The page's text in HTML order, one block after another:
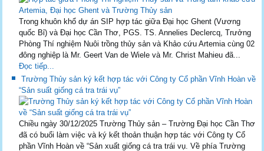
Trong khuôn khổ dự án SIP hợp tác giữa Đại học Ghent (Vương
quốc Bỉ) và Đại học Cần Thơ, PGS. TS. Annelies Declercq, Trưởng
Phòng Thí nghiệm Nuôi trồng thủy sản và Khảo cứu Artemia cùng 02
đông nghiệp là Mr. Geert Van de Wiele và Mr. Christ Mahieu đã...
Đọc tiếp...
Trường Thủy sản ký kết hợp tác với Công ty Cổ phần Vĩnh Hoàn về
“Sản suất giống cá tra trái vụ”
Chiều ngày 30/12/2025 Trường Thủy sản – Trường Đại học Cần Thơ
đã có buổi làm việc và ký kết thoản thuận hợp tác với Công ty Cổ
phần Vĩnh Hoàn về “Sản xuất giống cá tra trái vụ. Về phía Trường